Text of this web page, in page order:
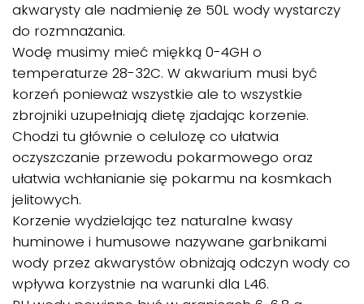
akwarysty ale nadmienię że 50L wody wystarczy
do rozmnażania.
Wodę musimy mieć miękką 0-4GH o
temperaturze 28-32C. W akwarium musi być
korzeń ponieważ wszystkie ale to wszystkie
zbrojniki uzupełniają dietę zjadając korzenie.
Chodzi tu głównie o celulozę co ułatwia
oczyszczanie przewodu pokarmowego oraz
ułatwia wchłanianie się pokarmu na kosmkach
jelitowych.
Korzenie wydzielając tez naturalne kwasy
huminowe i humusowe nazywane garbnikami
wody przez akwarystów obniżają odczyn wody co
wpływa korzystnie na warunki dla L46.